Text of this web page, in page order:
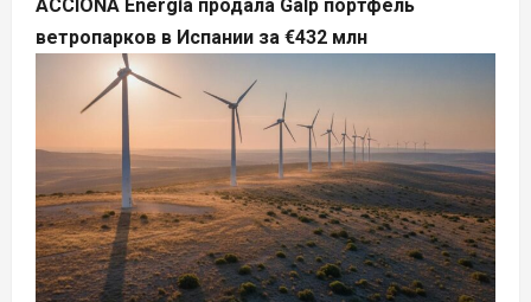
ACCIONA Energía продала Galp портфель
ветропарков в Испании за €432 млн